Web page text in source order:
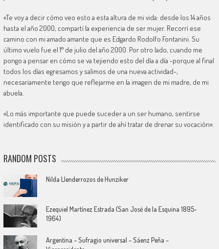
«Te voy a decir cómo veo esto a esta altura de mi vida: desde los 14 años
hasta el año 2000, compartí la experiencia de ser mujer. Recorrí ese
camino con mi amado amante que es Edgardo Rodolfo Fontanini. Su
último vuelo fue el 1° de julio del año 2000. Por otro lado, cuando me
pongo a pensar en cómo se va tejiendo esto del día a día -porque al final
todos los días egresamos y salimos de una nueva actividad-,
necesariamente tengo que reflejarme en la imagen de mi madre, de mi
abuela.
«Lo más importante que puede suceder a un ser humano, sentirse
identificado con su misión y a partir de ahí tratar de drenar su vocación».
RANDOM POSTS
Nilda Llenderrozos de Hunziker
Ezequiel Martínez Estrada (San José de la Esquina 1895-
1964)
Argentina – Sufragio universal – Sáenz Peña –